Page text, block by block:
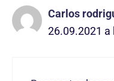
Carlos
26.09.2021 a